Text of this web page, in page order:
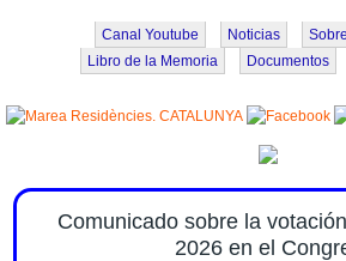
Pasar al contenido principal Noticias
Canal Youtube
Documentos
Libro de la Memoria
Comunicado sobre la
2026 en el